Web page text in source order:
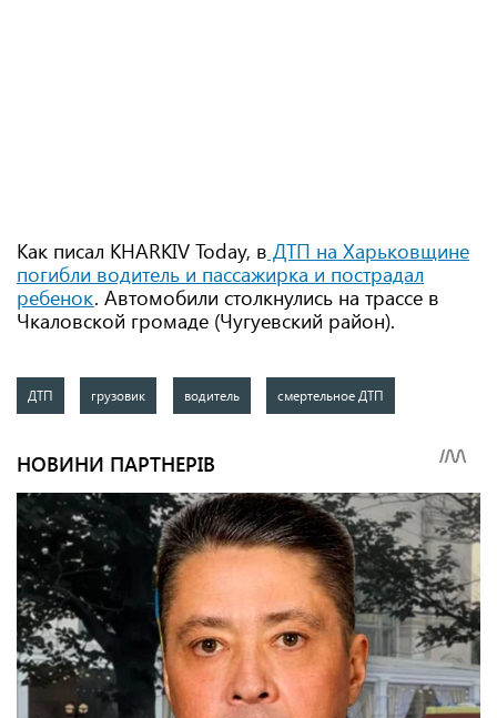
Как писал KHARKIV Today, в ДТП на Харьковщине
погибли водитель и пассажирка и пострадал
ребенок. Автомобили столкнулись на трассе в
Чкаловской громаде (Чугуевский район).
ДТП грузовик водитель смертельное ДТП